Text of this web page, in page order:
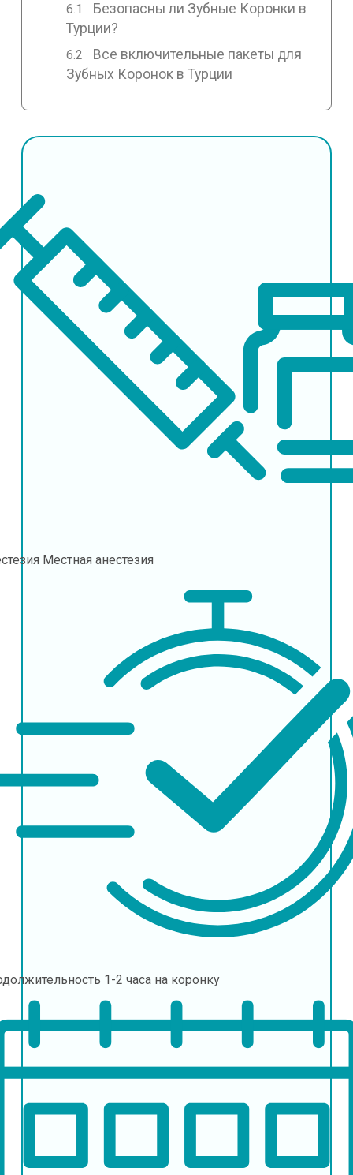
Безопасны ли Зубные Коронки в
Турции?
Все включительные пакеты для
Зубных Коронок в Турции
Местная анестезия
1-2 часа на коронку